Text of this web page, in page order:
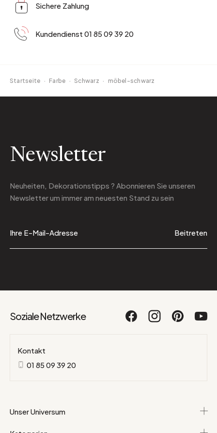
Sichere Zahlung
Kundendienst 01 85 09 39 20
Startseite · Farbe · Schwarz · möbel-schwarz
Newsletter
Neuheiten, Dekorationstipps ? Abonnieren Sie unseren
Newsletterum immer am neuesten Stand zu sein
Beitreten
Soziale Netzwerke
Kontakt
01 85 09 39 20
Unser Universum